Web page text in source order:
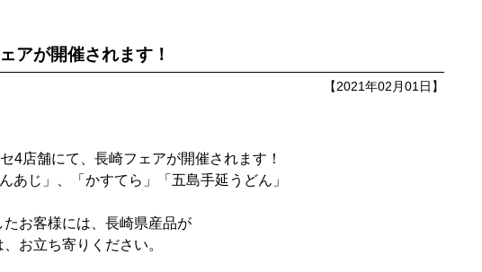
アが開催されます！
【2021年02月01日】
4店舗にて、長崎フェアが開催されます！
あじ」、「かすてら」「五島手延うどん」
お客様には、長崎県産品が
お立ち寄りください。